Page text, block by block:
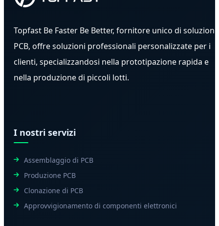
Topfast Be Faster Be Better, fornitore unico di soluzioni
PCB, offre soluzioni professionali personalizzate per i
clienti, specializzandosi nella prototipazione rapida e
nella produzione di piccoli lotti.
I nostri servizi
Assemblaggio di PCB
Produzione PCB
Clonazione di PCB
Approvvigionamento di componenti elettronici